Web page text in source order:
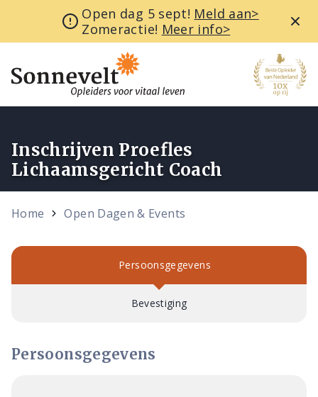
Open dag 5 sept! Meld aan>
Zomeractie! Meer info>
Inschrijven Proefles
Lichaamsgericht Coach
Home Open Dagen & Events
Persoonsgegevens
Bevestiging
Persoonsgegevens